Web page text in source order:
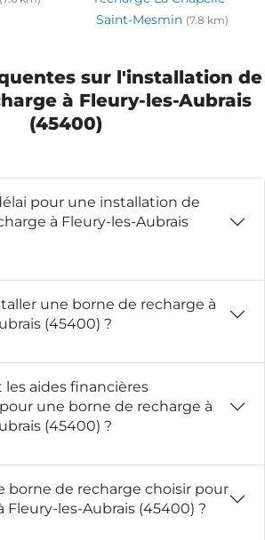
Saint-Mesmin (7.8 km)
sur l'installation de
à Fleury-les-Aubrais
(45400)
pour une installation de
à Fleury-les-Aubrais
une borne de recharge à
(45400) ?
les aides financières
une borne de recharge à
(45400) ?
borne de recharge choisir pour
Fleury-les-Aubrais (45400) ?